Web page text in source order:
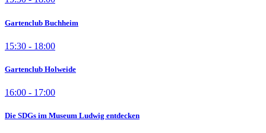
Gartenclub Buchheim
15:30 - 18:00
Gartenclub Holweide
16:00 - 17:00
Die SDGs im Museum Ludwig entdecken